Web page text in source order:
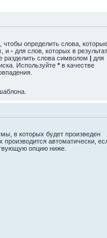
, чтобы определить слова, которые
и - для слов, которых в
слова символом | для
Используйте * в качестве
в которых будет произведен
автоматически,
опцию ниже.